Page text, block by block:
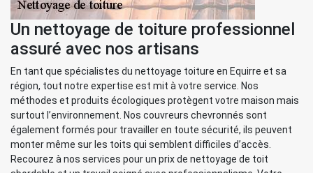
Un nettoyage de toiture professionnel
assuré avec nos artisans
En tant que spécialistes du nettoyage toiture en Equirre et sa
région, tout notre expertise est mit à votre service. Nos
méthodes et produits écologiques protègent votre maison mais
surtout l’environnement. Nos couvreurs chevronnés sont
également formés pour travailler en toute sécurité, ils peuvent
monter même sur les toits qui semblent difficiles d’accès.
Recourez à nos services pour un prix de nettoyage de toit